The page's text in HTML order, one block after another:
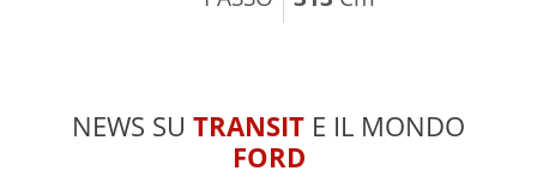
NEWS SU TRANSIT E IL MONDO
FORD